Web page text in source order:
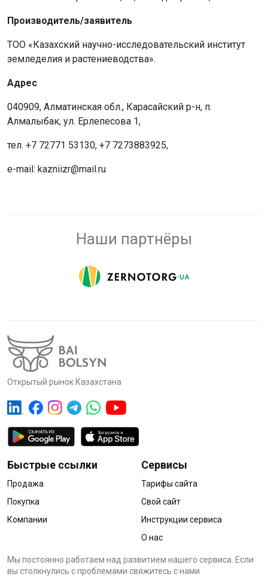
Производитель/заявитель
ТОО «Казахский научно-исследовательский институт
земледелия и растениеводства».
Адрес
040909, Алматинская обл., Карасайский р-н, п.
Алмалыбак, ул. Ерлепесова 1,
тел. +7 72771 53130, +7 7273883925,
e-mail: kazniizr@mail.ru
Наши партнёры
Открытый рынок Казахстана
Быстрые ссылки
Продажа
Покупка
Компании
Сервисы
Тарифы сайта
Свой сайт
Инструкции сервиса
О нас
Мы постоянно работаем над развитием нашего сервиса. Если
вы столкнулись с проблемами cвяжитесь с нами